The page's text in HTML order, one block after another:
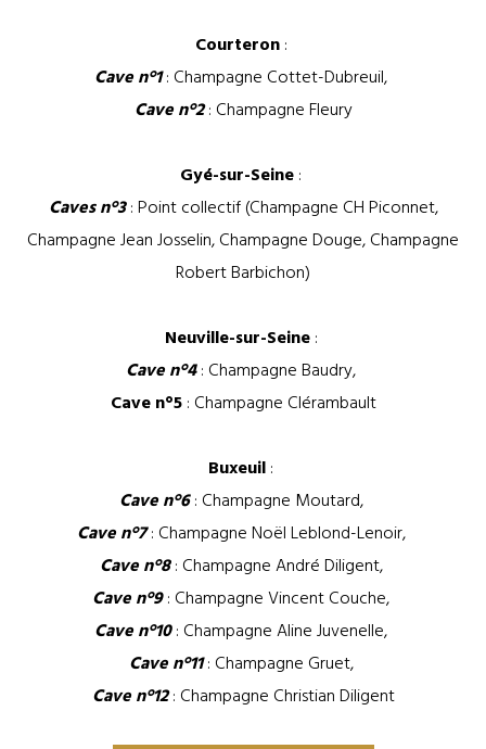
Courteron:
Cave n°1: Champagne Cottet-Dubreuil,
Cave n°2: Champagne Fleury
Gyé-sur-Seine:
Caves n°3: Point collectif (Champagne CH Piconnet,
Champagne Jean Josselin, Champagne Douge, Champagne
Robert Barbichon)
Neuville-sur-Seine:
Cave n°4: Champagne Baudry,
Cave n°5: Champagne Clérambault
Buxeuil:
Cave n°6: Champagne Moutard,
Cave n°7: Champagne Noël Leblond-Lenoir,
Cave n°8: Champagne André Diligent,
Cave n°9: Champagne Vincent Couche,
Cave n°10: Champagne Aline Juvenelle,
Cave n°11: Champagne Gruet,
Cave n°12: Champagne Christian Diligent